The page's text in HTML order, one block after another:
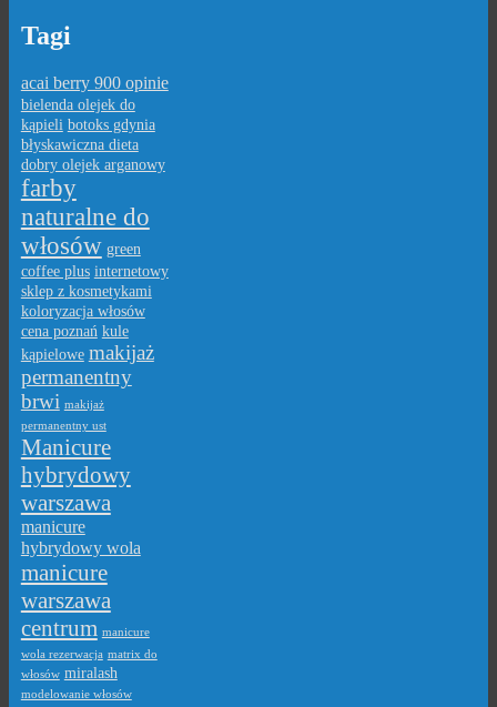
Tagi
acai berry 900 opinie
bielenda olejek do
kąpieli botoks gdynia
błyskawiczna dieta
dobry olejek arganowy
farby
naturalne do
włosów green
coffee plus internetowy
sklep z kosmetykami
koloryzacja włosów
cena poznań kule
kąpielowe makijaż
permanentny
brwi makijaż
permanentny ust
Manicure
hybrydowy
warszawa
manicure
hybrydowy wola
manicure
warszawa
centrum manicure
wola rezerwacja matrix do
włosów miralash
modelowanie włosów